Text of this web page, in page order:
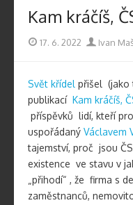
Kam kráčíš,
Publikováno
17. 6. 2022 AutorIvan
Svět křídel přišel (jako
publikací Kam kráčíš,
příspěvků lidí, kteří
uspořádaný Václavem
tajemství, proč jsou
existence ve stavu v
„přihodí“ , že firma s
zaměstnanců,